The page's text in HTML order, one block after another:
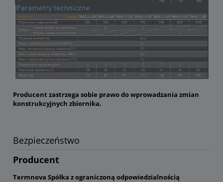
Producent zastrzega sobie prawo do wprowadzania zmian
konstrukcyjnych zbiornika.
Bezpieczeństwo
Producent
Termnova Spółka z ograniczoną odpowiedzialnością